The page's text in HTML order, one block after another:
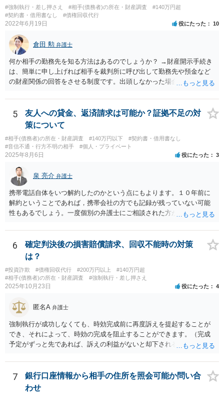
#強制執行・差し押さえ #相手(債務者)の所在・財産調査
#140万円超
#契約書・借用書なし
#債権回収代行
2022年6月19日 役にたった 10
倉田 勲 弁護士
何か相手の勤務先を知る方法はあるのでしょうか？ →財産開示手続き
は、簡単に申し上げれば相手を裁判所に呼び出して勤務先や預金など
の財産関係の回答をさせる制度です。出頭しなかった場合や虚偽の回
で相手を呼び出して回答させることで勤務先を知ることができます。
財産開示手続きは確定判決があれば可能ですので、ご指摘のような請
求権がなければ利用できない制度というわけではありません。そのよ
うな請求権がないと利用できないのは第三者に対する情報取得手続き
というものです。
5
友人への貸金、返済請求は可能か？証拠不足の対
策について
#相手(債務者)の所在・財産調査 #140万円以下
#契約書・借用書なし
#音信不通・行方不明の相手
#個人・プライベート
2025年8月6日 役にたった 3
泉 亮介 弁護士
携帯電話自体をいつ解約したのかという点にもよります。１０年前に
解約ということであれば，携帯会社の方でも記録が残っていない可能
性もあるでしょう。一度個別の弁護士にご相談された方が良いかと思
6
確定判決後の損害賠償請求、回収不能時の対策
は？
#投資詐欺 #債権回収代行 #200万円以上
#140万円超
#相手(債務者)の所在・財産調査
#強制執行・差し押さえ
2025年10月23日 役にたった 4
匿名A 弁護士
強制執行が成功しなくても、時効完成前に再度訴えを提起することが
でき、それによって、時効の完成を阻止することができます。（完成
予定がずっと先であれば、訴えの利益がないと却下されるので、その
になります。 手間であったり、忘れたり、諦めたりで情報が出回らな
いだけです。
7
銀行口座情報から相手の住所を照会可能か問い合
わせ